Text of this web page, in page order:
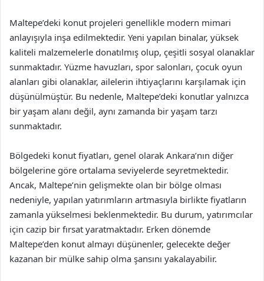
Maltepe’deki konut projeleri genellikle modern mimari
anlayışıyla inşa edilmektedir. Yeni yapılan binalar, yüksek
kaliteli malzemelerle donatılmış olup, çeşitli sosyal olanaklar
sunmaktadır. Yüzme havuzları, spor salonları, çocuk oyun
alanları gibi olanaklar, ailelerin ihtiyaçlarını karşılamak için
düşünülmüştür. Bu nedenle, Maltepe’deki konutlar yalnızca
bir yaşam alanı değil, aynı zamanda bir yaşam tarzı
sunmaktadır.
Bölgedeki konut fiyatları, genel olarak Ankara’nın diğer
bölgelerine göre ortalama seviyelerde seyretmektedir.
Ancak, Maltepe’nin gelişmekte olan bir bölge olması
nedeniyle, yapılan yatırımların artmasıyla birlikte fiyatların
zamanla yükselmesi beklenmektedir. Bu durum, yatırımcılar
için cazip bir fırsat yaratmaktadır. Erken dönemde
Maltepe’den konut almayı düşünenler, gelecekte değer
kazanan bir mülke sahip olma şansını yakalayabilir.